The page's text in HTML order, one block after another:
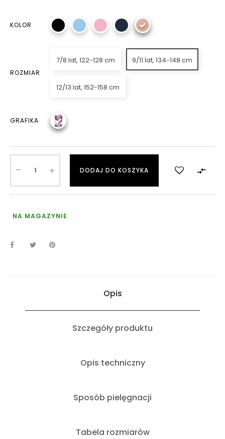
KOLOR
ROZMIAR
7/8 lat, 122-128 cm 9/11 lat, 134-148 cm
12/13 lat, 152-158 cm
GRAFIKA
DODAJ DO KOSZYKA 
NA MAGAZYNIE
Opis
Szczegóły produktu
Opis techniczny
Sposób pielęgnacji
Tabela rozmiarów